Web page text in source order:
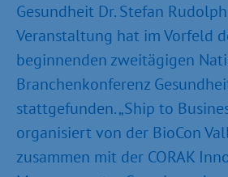
Gesundheit Dr. Stefan
Veranstaltung hat im Vorfeld
beginnenden zweitägigen
Branchenkonferenz
stattgefunden. „Ship to
organisiert von der BioCon
zusammen mit der CORAK